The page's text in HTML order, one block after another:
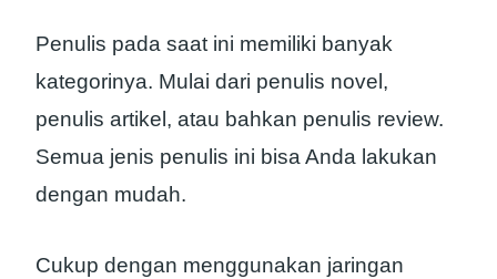
Penulis pada saat ini memiliki banyak
kategorinya. Mulai dari penulis novel,
penulis artikel, atau bahkan penulis review.
Semua jenis penulis ini bisa Anda lakukan
dengan mudah.
Cukup dengan menggunakan jaringan